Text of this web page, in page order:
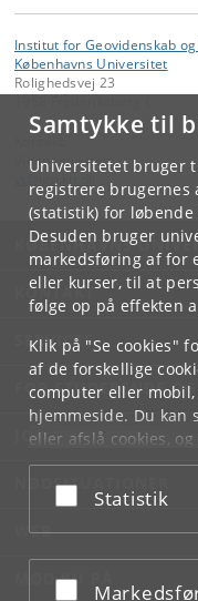
Samtykke til
Universitetet bruger
registrere
(statistik) for
Desuden bruger
markedsføring af for
eller kurser, til at
følge op på effekten
Klik på "Se cookies"
af de forskellige
computer eller
hjemmeside. Du kan
eller afslå cookies,
underCookie- og
bunden af hver side.
Acceptér eller
Statistik
Acceptér eller
Institut for Geovidenskab
Københavns Universitet
Rolighedsvej 23
Videntjenesten
KØBENHAVNS
KONTAKT
SERVICES
FOR STUDERENDE
JOB OG KARRIERE
NØDSITUATIONER
WEB
MØD KU PÅ